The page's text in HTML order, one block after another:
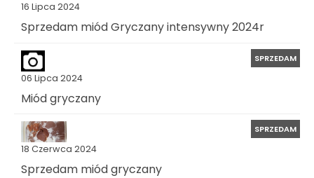
16 Lipca 2024
Sprzedam miód Gryczany intensywny 2024r
06 Lipca 2024
SPRZEDAM
Miód gryczany
18 Czerwca 2024
SPRZEDAM
Sprzedam miód gryczany